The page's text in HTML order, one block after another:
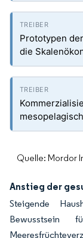
Prototypen
die
Quelle: Mordor
Anstieg der
Steigende
Bewusstsein